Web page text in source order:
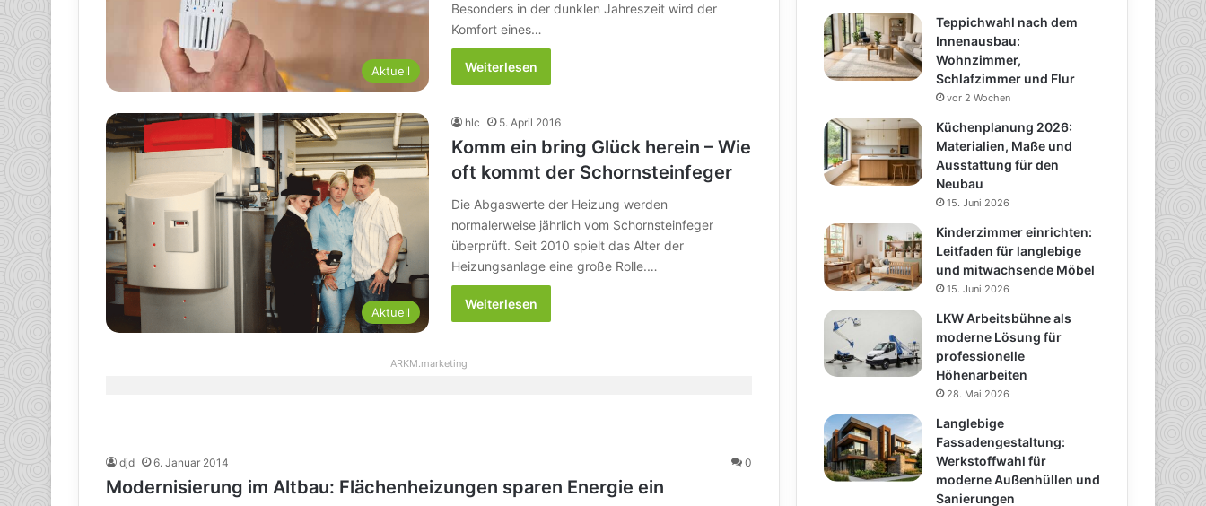
Aktuell
Besonders in der dunklen Jahreszeit wird der
Komfort eines…
Weiterlesen
Aktuell
hlc 5. April 2016
Komm ein bring Glück herein – Wie
oft kommt der Schornsteinfeger
Die Abgaswerte der Heizung werden
normalerweise jährlich vom Schornsteinfeger
überprüft. Seit 2010 spielt das Alter der
Heizungsanlage eine große Rolle.…
Weiterlesen
ARKM.marketing
djd 6. Januar 2014 0
Modernisierung im Altbau: Flächenheizungen sparen Energie ein
Teppichwahl nach dem
Innenausbau:
Wohnzimmer,
Schlafzimmer und Flur
vor 2 Wochen
Küchenplanung 2026:
Materialien, Maße und
Ausstattung für den
Neubau
15. Juni 2026
Kinderzimmer einrichten:
Leitfaden für langlebige
und mitwachsende Möbel
15. Juni 2026
LKW Arbeitsbühne als
moderne Lösung für
professionelle
Höhenarbeiten
28. Mai 2026
Langlebige
Fassadengestaltung:
Werkstoffwahl für
moderne Außenhüllen und
Sanierungen